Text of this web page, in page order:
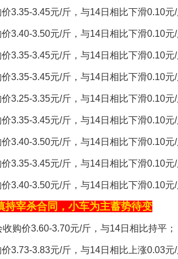
3.35-3.45元/斤，与14日相比下滑0.10元/
3.40-3.50元/斤，与14日相比下滑0.10元/
3.35-3.45元/斤，与14日相比下滑0.10元/
3.35-3.45元/斤，与14日相比下滑0.10元/
3.25-3.35元/斤，与14日相比下滑0.10元/
3.35-3.45元/斤，与14日相比下滑0.10元/
3.40-3.50元/斤，与14日相比下滑0.10元/
3.35-3.45元/斤，与14日相比下滑0.10元/
3.40-3.50元/斤，与14日相比下滑0.10元/
持宰杀合同，小车为主蓄势待变
购价3.60-3.70元/斤，与14日相比持平；
3.73-3.83元/斤，与14日相比上涨0.03元/